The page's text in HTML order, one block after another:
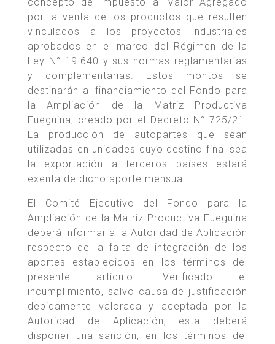
por la venta de los productos que resulten
vinculados a los proyectos industriales
aprobados en el marco del Régimen de la
Ley N° 19.640 y sus normas reglamentarias
y complementarias. Estos montos se
destinarán al financiamiento del Fondo para
la Ampliación de la Matriz Productiva
Fueguina, creado por el Decreto N° 725/21.
La producción de autopartes que sean
utilizadas en unidades cuyo destino final sea
la exportación a terceros países estará
exenta de dicho aporte mensual.
El Comité Ejecutivo del Fondo para la
Ampliación de la Matriz Productiva Fueguina
deberá informar a la Autoridad de Aplicación
respecto de la falta de integración de los
aportes establecidos en los términos del
presente artículo. Verificado el
incumplimiento, salvo causa de justificación
debidamente valorada y aceptada por la
Autoridad de Aplicación, esta deberá
disponer una sanción, en los términos del